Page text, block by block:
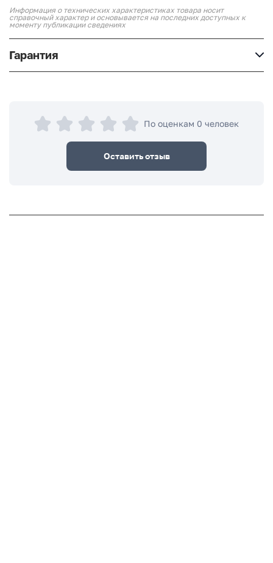
Информация о технических характеристиках товара носит
справочный характер и основывается на последних доступных к
моменту публикации сведениях
Гарантия
По оценкам 0 человек
Оставить отзыв